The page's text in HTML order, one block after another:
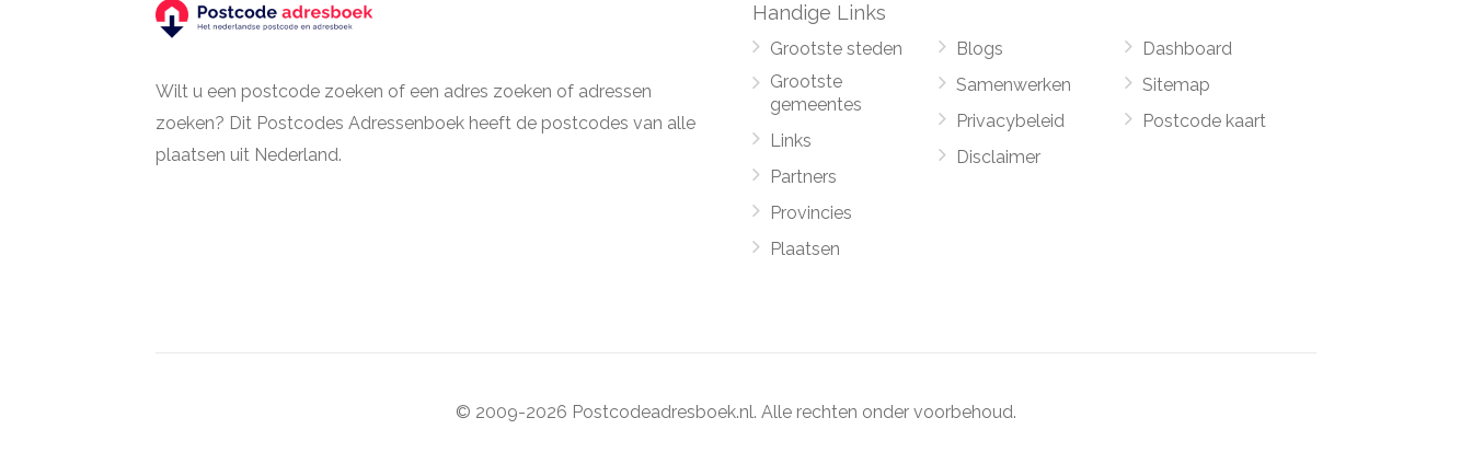
Wilt u een postcode zoeken of een adres zoeken of adressen
zoeken? Dit Postcodes Adressenboek heeft de postcodes van alle
plaatsen uit Nederland.
Handige Links
Grootste steden
Grootste
gemeentes
Links
Partners
Provincies
Plaatsen
Blogs
Samenwerken
Privacybeleid
Disclaimer
Dashboard
Sitemap
Postcode kaart
© 2009-2026 Postcodeadresboek.nl. Alle rechten onder voorbehoud.